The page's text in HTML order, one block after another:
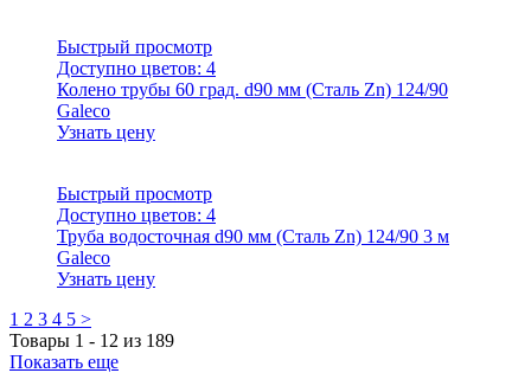
Быстрый просмотр
Доступно цветов: 4
Колено трубы 60 град. d90 мм (Сталь Zn) 124/90
Galeco
Узнать цену
Быстрый просмотр
Доступно цветов: 4
Труба водосточная d90 мм (Сталь Zn) 124/90 3 м
Galeco
Узнать цену
1 2 3 4 5 >
Товары 1 - 12 из 189
Показать еще